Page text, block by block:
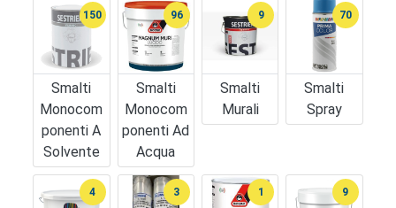
Smalti
Monocom
Ponenti A
Solvente
150
Smalti
Monocom
Ponenti Ad
Acqua
96
Smalti
Murali
9
Smalti
Spray
70
4 3 1 9